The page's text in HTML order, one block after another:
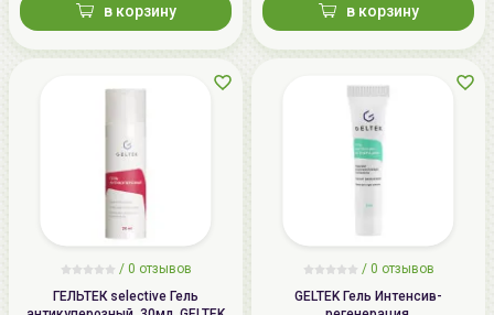
в корзину в корзину
/ 0 отзывов
ГЕЛЬТЕК selective Гель
/ 0 отзывов
GELTEK Гель Интенсив-